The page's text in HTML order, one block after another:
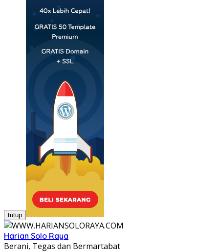
tutup
Harian Solo Raya
Berani, Tegas dan Bermartabat